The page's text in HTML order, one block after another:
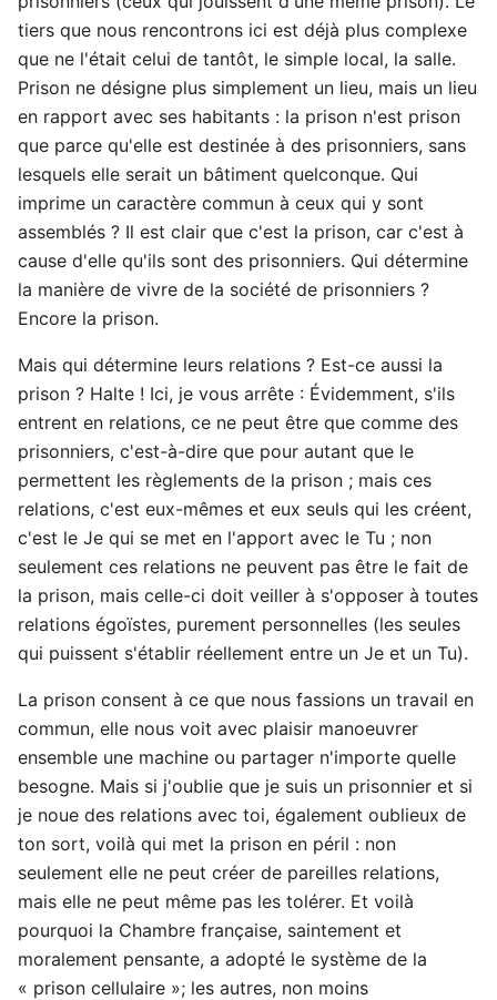
tiers que nous rencontrons ici est déjà plus complexe
que ne l'était celui de tantôt, le simple local, la salle.
Prison ne désigne plus simplement un lieu, mais un lieu
en rapport avec ses habitants : la prison n'est prison
que parce qu'elle est destinée à des prisonniers, sans
lesquels elle serait un bâtiment quelconque. Qui
imprime un caractère commun à ceux qui y sont
assemblés ? Il est clair que c'est la prison, car c'est à
cause d'elle qu'ils sont des prisonniers. Qui détermine
la manière de vivre de la société de prisonniers ?
Encore la prison.
Mais qui détermine leurs relations ? Est-ce aussi la
prison ? Halte ! Ici, je vous arrête : Évidemment, s'ils
entrent en relations, ce ne peut être que comme des
prisonniers, c'est-à-dire que pour autant que le
permettent les règlements de la prison ; mais ces
relations, c'est eux-mêmes et eux seuls qui les créent,
c'est le Je qui se met en l'apport avec le Tu ; non
seulement ces relations ne peuvent pas être le fait de
la prison, mais celle-ci doit veiller à s'opposer à toutes
relations égoïstes, purement personnelles (les seules
qui puissent s'établir réellement entre un Je et un Tu).
La prison consent à ce que nous fassions un travail en
commun, elle nous voit avec plaisir manoeuvrer
ensemble une machine ou partager n'importe quelle
besogne. Mais si j'oublie que je suis un prisonnier et si
je noue des relations avec toi, également oublieux de
ton sort, voilà qui met la prison en péril : non
seulement elle ne peut créer de pareilles relations,
mais elle ne peut même pas les tolérer. Et voilà
pourquoi la Chambre française, saintement et
moralement pensante, a adopté le système de la
« prison cellulaire »; les autres, non moins